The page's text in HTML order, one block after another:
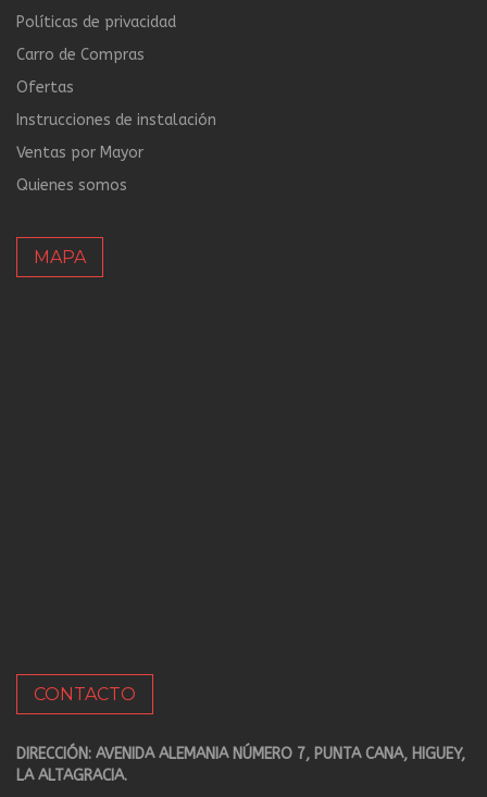
Políticas de privacidad
Carro de Compras
Ofertas
Instrucciones de instalación
Ventas por Mayor
Quienes somos
MAPA
CONTACTO
DIRECCIÓN: AVENIDA ALEMANIA NÚMERO 7, PUNTA CANA, HIGUEY,
LA ALTAGRACIA.